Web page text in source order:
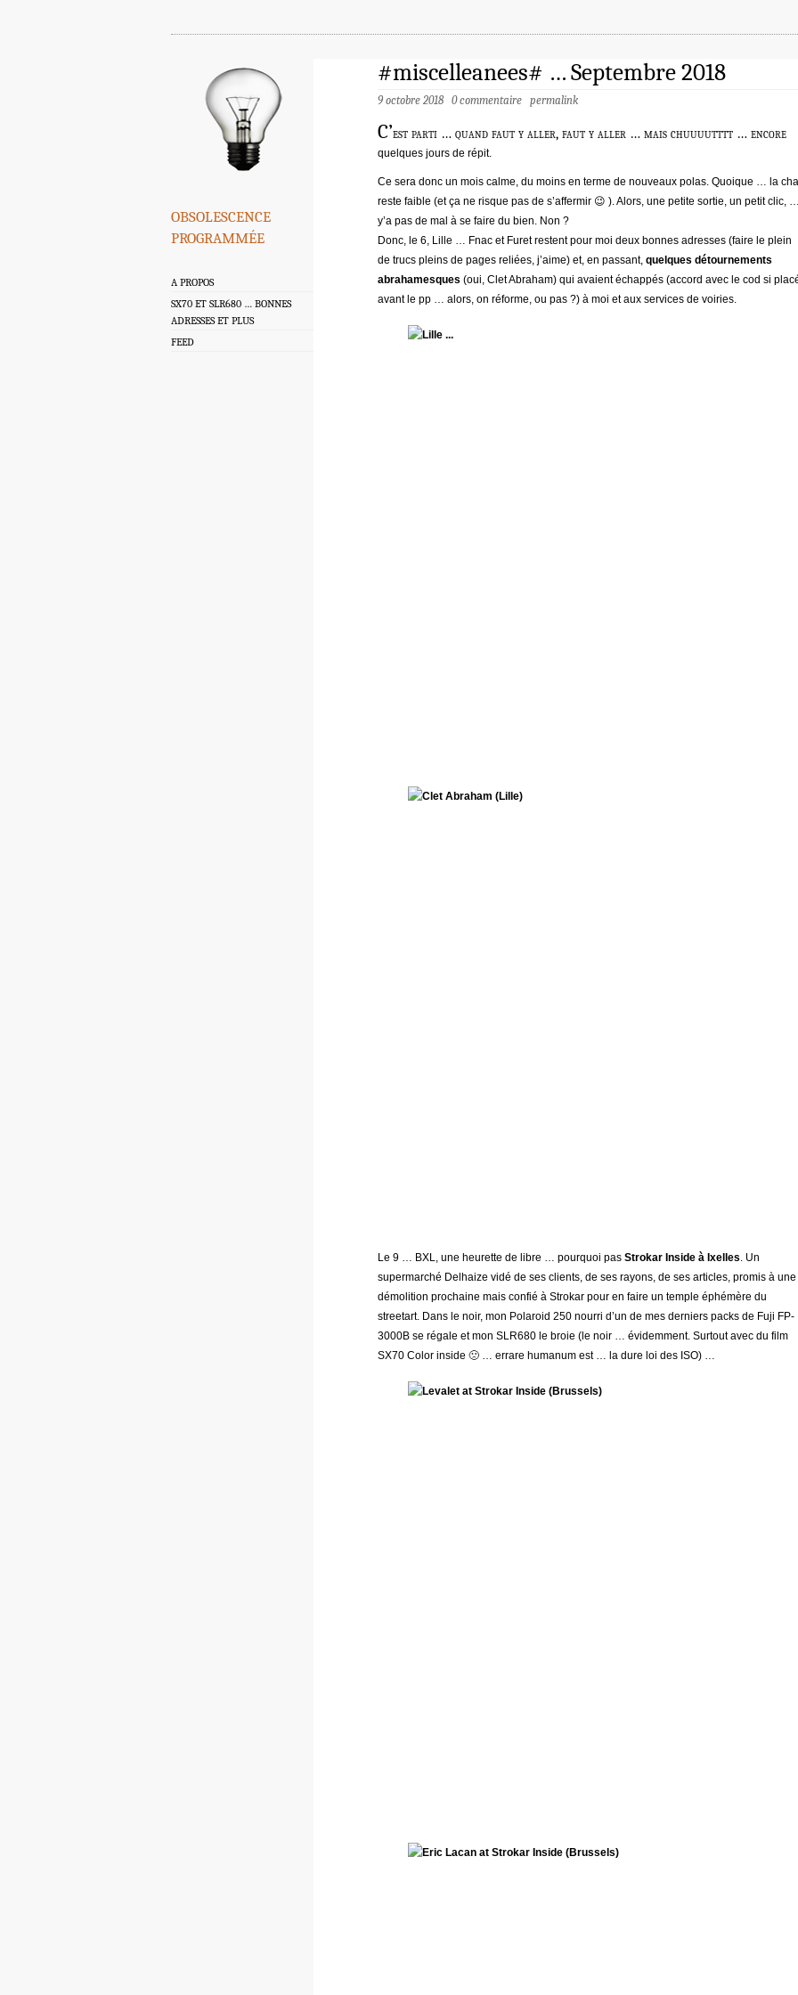
obsolescence
programmée
A PROPOS
SX70 ET SLR680 … BONNES
ADRESSES ET PLUS
FEED
#miscelleanees# … Septembre 2018
9 octobre 2018 0 commentaire permalink
C’est parti … quand faut y aller, faut y aller … mais chuuuutttt … encore
quelques jours de répit.
Ce sera donc un mois calme, du moins en terme de nouveaux polas. Quoique … la
reste faible (et ça ne risque pas de s’affermir 😉 ). Alors, une petite sortie, un petit clic,
y’a pas de mal à se faire du bien. Non ?
Donc, le 6, Lille … Fnac et Furet restent pour moi deux bonnes adresses (faire le plein
de trucs pleins de pages reliées, j’aime) et, en passant, quelques détournements
abrahamesques (oui, Clet Abraham) qui avaient échappés (accord avec le cod si
avant le pp … alors, on réforme, ou pas ?) à moi et aux services de voiries.
Le 9 … BXL, une heurette de libre … pourquoi pas Strokar Inside à Ixelles. Un
supermarché Delhaize vidé de ses clients, de ses rayons, de ses articles, promis à une
démolition prochaine mais confié à Strokar pour en faire un temple éphémère du
streetart. Dans le noir, mon Polaroid 250 nourri d’un de mes derniers packs de Fuji FP-
3000B se régale et mon SLR680 le broie (le noir … évidemment. Surtout avec du film
SX70 Color inside 🙁 … errare humanum est … la dure loi des ISO) …